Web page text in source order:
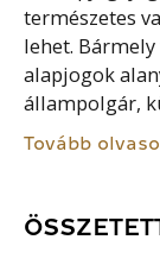
természetes
lehet.
alapjogok
állampolgár,
Tovább